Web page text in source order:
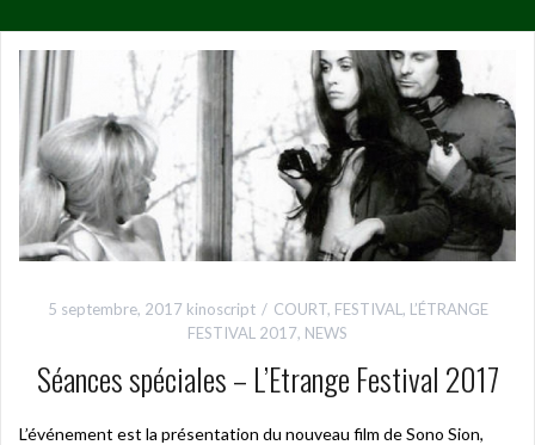
5 septembre, 2017 kinoscript COURT, FESTIVAL , L’ÉTRANGE
FESTIVAL 2017, NEWS
Séances spéciales – L’Etrange Festival 2017
L’événement est la présentation du nouveau film de Sono Sion,